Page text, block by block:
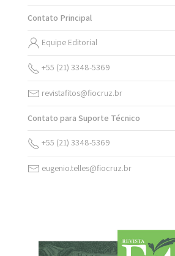
Contato Principal
Equipe Editorial
+55 (21) 3348-5369
revistafitos@fiocruz.br
Contato para Suporte Técnico
+55 (21) 3348-5369
eugenio.telles@fiocruz.br